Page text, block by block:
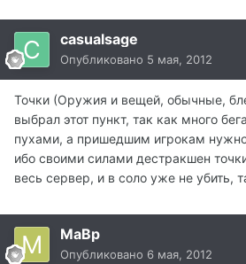
casualsage
Опубликовано 5 мая, 2012
Точки (Оружия и вещей, обычные,
выбрал этот пункт, так как много
пухами, а пришедшим игрокам
ибо своими силами дестракшен
весь сервер, и в соло уже не убить,
MaBp
Опубликовано 6 мая, 2012